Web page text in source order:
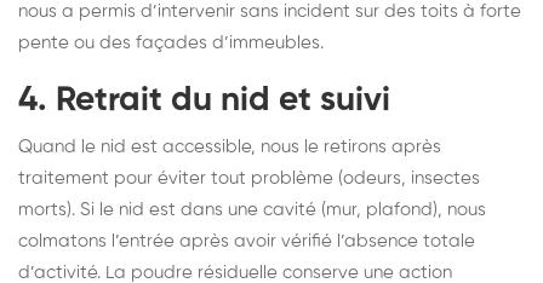
nous a permis d’intervenir sans incident sur des toits à forte
pente ou des façades d’immeubles.
4. Retrait du nid et suivi
Quand le nid est accessible, nous le retirons après
traitement pour éviter tout problème (odeurs, insectes
morts). Si le nid est dans une cavité (mur, plafond), nous
colmatons l’entrée après avoir vérifié l’absence totale
d’activité. La poudre résiduelle conserve une action